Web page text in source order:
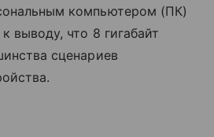
компьютером (ПК)
выводу, что 8 гигабайт
сценариев